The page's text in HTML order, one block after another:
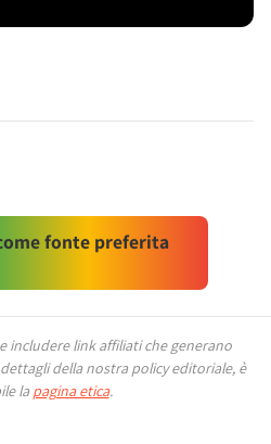
fonte preferita
link affiliati che generano
della nostra policy editoriale, è
la pagina etica.